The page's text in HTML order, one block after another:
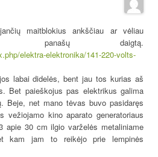
maitblokius ankščiau ar vėliau
panašų daigtą.
elektra-elektronika/141-220-volts-
labai didelės, bent jau tos kurias aš
Bet paieškojus pas elektrikus galima
Beje, net mano tėvas buvo pasidaręs
vežiojamo kino aparato generatoriaus
apie 30 cm ilgio varželės metaliniame
kam jam to reikėjo prie lempinės